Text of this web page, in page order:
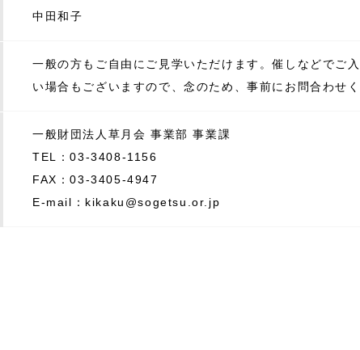
中田和子
一般の方もご自由にご見学いただけます。催しなどでご
い場合もございますので、念のため、事前にお問合わせく
一般財団法人草月会 事業部 事業課
TEL：03-3408-1156
FAX：03-3405-4947
E-mail：kikaku@sogetsu.or.jp